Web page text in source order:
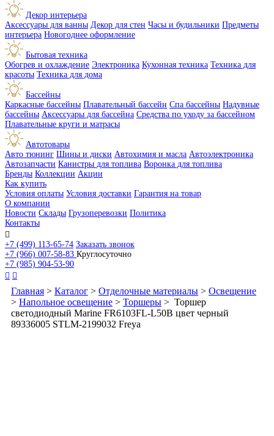
Декор интерьера
Аксессуары для ванны Декор для стен Часы и будильники Предметы
интерьера Новогоднее оформление
Бытовая техника
Обогрев и охлаждение Электроника Кухонная техника Техника для
красоты Техника для дома
Бассейны
Каркасные бассейны Плавательный бассейн Спа бассейны Надувные
бассейны Аксессуары для бассейна Средства по уходу за бассейном
Плавательные круги и матрасы
Автотовары
Авто тюнинг Шины и диски Автохимия и масла Автоэлектроника
Автозапчасти Канистры для топлива Воронка для топлива
Бренды Коллекции Акции
Как купить
Условия оплаты Условия доставки Гарантия на товар
О компании
Новости Склады Грузоперевозки Политика
Контакты

+7 (499) 113-65-74 Заказать звонок
+7 (966) 007-58-83 Круглосуточно
+7 (985) 904-53-90
 
Главная > Каталог > Отделочные материалы > Освещение
> Напольное освещение > Торшеры > Торшер
светодиодный Marine FR6103FL-L50B цвет черный
89336005 STLM-2199032 Freya